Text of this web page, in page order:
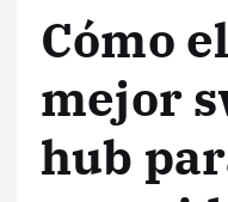
Cómo
mejor
hub